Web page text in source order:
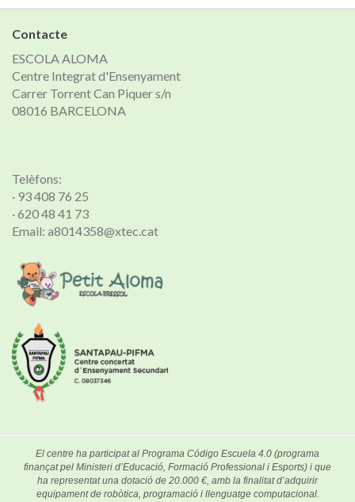
notícies
Contacte
ESCOLA ALOMA
Centre Integrat d'Ensenyament
Carrer Torrent Can Piquer s/n
08016 BARCELONA
Telèfons:
· 93 408 76 25
· 620 48 41 73
Email: a8014358@xtec.cat
El centre ha participat al Programa Código Escuela 4.0 (programa
finançat pel Ministeri d’Educació, Formació Professional i Esports) i que
ha representat una dotació de 20.000 €, amb la finalitat d’adquirir
equipament de robòtica, programació i llenguatge computacional.